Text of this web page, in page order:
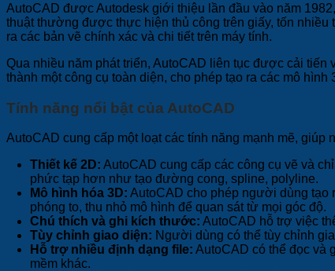
AutoCAD được Autodesk giới thiệu lần đầu vào năm
thuật thường được thực hiện thủ công trên giấy, tốn
ra các bản vẽ chính xác và chi tiết trên máy tính.
Qua nhiều năm phát triển, AutoCAD liên tục được cải
thành một công cụ toàn diện, cho phép tạo ra các mô
Tính năng nổi bật của AutoCAD
AutoCAD cung cấp một loạt các tính năng mạnh mẽ,
Thiết kế 2D: AutoCAD cung cấp các công cụ vẽ và
phức tạp hơn như tạo đường cong, spline, polyline.
Mô hình hóa 3D: AutoCAD cho phép người dùng tạo
phóng to, thu nhỏ mô hình để quan sát từ mọi góc độ.
Chú thích và ghi kích thước: AutoCAD hỗ trợ việc
Tùy chỉnh giao diện: Người dùng có thể tùy chỉnh
Hỗ trợ nhiều định dạng file: AutoCAD có thể đọc và
mềm khác.